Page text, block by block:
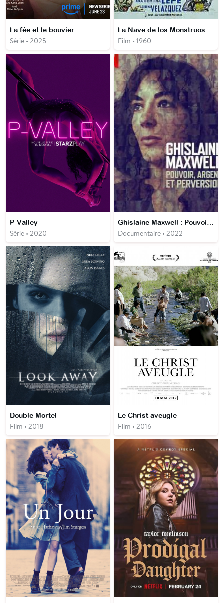
La fée et le bouvier
Série • 2025
La Nave de los Monstruos
Film • 1960
P-Valley
Série • 2020
Ghislaine Maxwell : Pouvoir, argent et perversion
Documentaire • 2022
Double Mortel
Film • 2018
Le Christ aveugle
Film • 2016